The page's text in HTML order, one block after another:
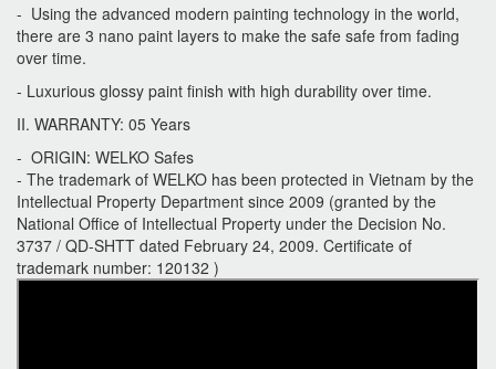
- Using the advanced modern painting technology in the world,
there are 3 nano paint layers to make the safe safe from fading
over time.
- Luxurious glossy paint finish with high durability over time.
II. WARRANTY: 05 Years
- ORIGIN: WELKO Safes
- The trademark of WELKO has been protected in Vietnam by the
Intellectual Property Department since 2009 (granted by the
National Office of Intellectual Property under the Decision No.
3737 / QD-SHTT dated February 24, 2009. Certificate of
trademark number: 120132 )